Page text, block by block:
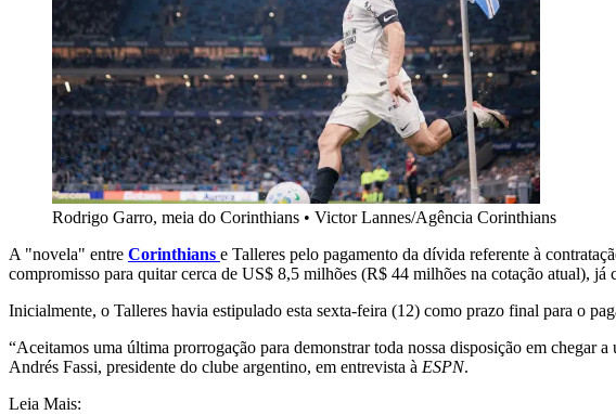
Rodrigo Garro, meia do Corinthians • Victor Lannes/Agência Corinthians
A "novela" entre Corinthians e Talleres pelo pagamento da dívida referente à
compromisso para quitar cerca de US$ 8,5 milhões (R$ 44 milhões na cotação atual), já
Inicialmente, o Talleres havia estipulado esta sexta-feira (12) como prazo final para o
“Aceitamos uma última prorrogação para demonstrar toda nossa disposição em
Andrés Fassi, presidente do clube argentino, em entrevista à ESPN.
Leia Mais: